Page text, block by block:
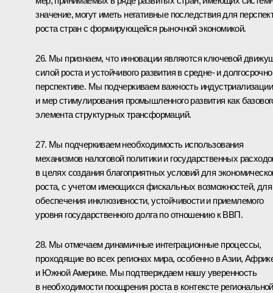
значение, могут иметь негативные последствия для
роста стран с формирующейся рыночной экономикой.
26. Мы признаем, что инновации являются ключевой
силой роста и устойчивого развития в средне- и
перспективе. Мы подчеркиваем важность индустриализации
и мер стимулирования промышленного развития как
элемента структурных трансформаций.
27. Мы подчеркиваем необходимость использования
механизмов налоговой политики и государственных
в целях создания благоприятных условий для
роста, с учетом имеющихся фискальных возможностей, для
обеспечения инклюзивности, устойчивости и приемлемого
уровня государственного долга по отношению к ВВП.
28. Мы отмечаем динамичные интеграционные процессы,
проходящие во всех регионах мира, особенно в Азии,
и Южной Америке. Мы подтверждаем нашу уверенность
в необходимости поощрения роста в контексте региональной